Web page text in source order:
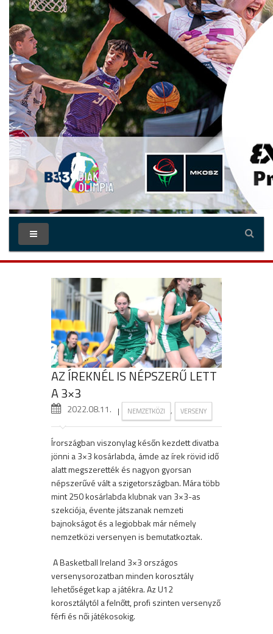
AZ ÍREKNÉL IS NÉPSZERŰ LETT
A 3×3
2022.08.11. | NEMZETKÖZI , VERSENY
Írországban viszonylag későn kezdett divatba
jönni a 3×3 kosárlabda, ámde az írek rövid idő
alatt megszerették és nagyon gyorsan
népszerűvé vált a szigetországban. Mára több
mint 250 kosárlabda klubnak van 3×3-as
szekciója, évente játszanak nemzeti
bajnokságot és a legjobbak már némely
nemzetközi versenyen is bemutatkoztak.
A Basketball Ireland 3×3 országos
versenysorozatban minden korosztály
lehetőséget kap a játékra. Az U12
korosztálytól a felnőtt, profi szinten versenyző
férfi és női játékosokig.